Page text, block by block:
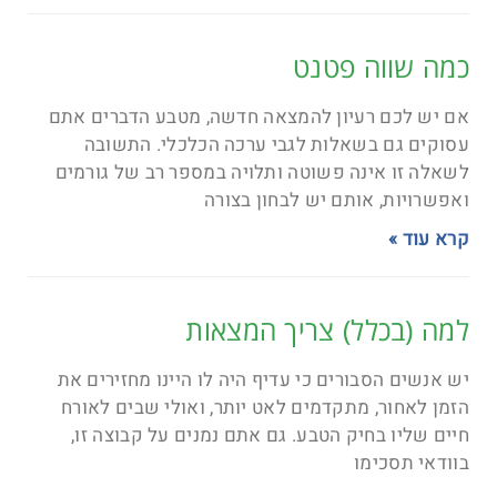
כמה שווה פטנט
אם יש לכם רעיון להמצאה חדשה, מטבע הדברים אתם
עסוקים גם בשאלות לגבי ערכה הכלכלי. התשובה
לשאלה זו אינה פשוטה ותלויה במספר רב של גורמים
ואפשרויות, אותם יש לבחון בצורה
קרא עוד »
למה (בכלל) צריך המצאות
יש אנשים הסבורים כי עדיף היה לו היינו מחזירים את
הזמן לאחור, מתקדמים לאט יותר, ואולי שבים לאורח
חיים שליו בחיק הטבע. גם אתם נמנים על קבוצה זו,
בוודאי תסכימו